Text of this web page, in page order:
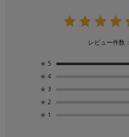
レビュー件数：
★ 5
★ 4
★ 3
★ 2
★ 1